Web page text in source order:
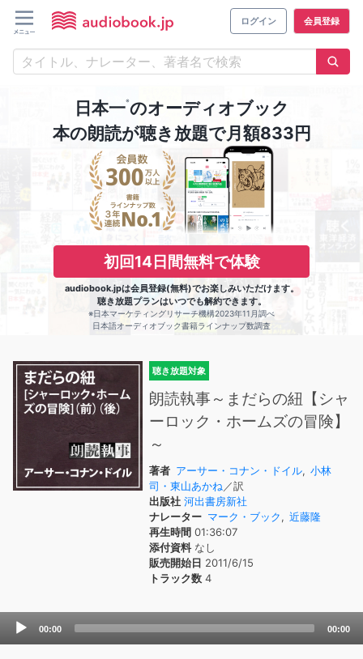
ログイン 会員登録
日本一※のオーディオブック
本の朗読が聴き放題で月額833円
初回14日間無料で体験
audiobook.jpは会員登録(無料)でお楽しみいただけます。
聴き放題プランはいつでも解約できます。
※日本マーケティングリサーチ機構2023年11月調べ
日本語オーディオブック書籍ラインナップ数調査
聴き放題対象
朗読執事～まだらの紐【シャ
ーロック・ホームズの冒険】
～
著者 アーサー・コナン・ドイル, 小林
司・東山あかね ／訳
出版社 河出書房新社
ナレーター マーク・ブック, 近藤隆
再生時間 01:36:07
添付資料なし
販売開始日 2011/6/15
トラック数 4
Audio
00:00 00:00